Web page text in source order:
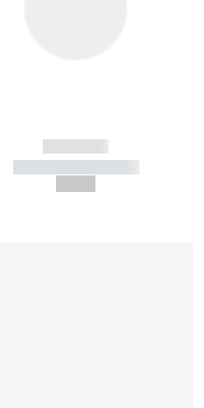
------------
----------- -----------